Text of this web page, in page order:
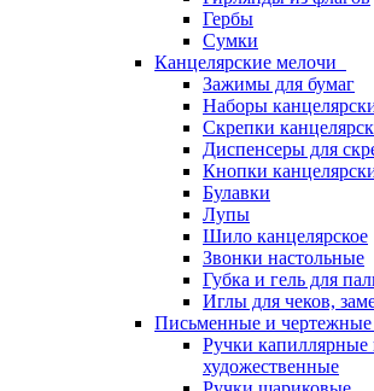
Гербы
Сумки
Канцелярские мелочи
Зажимы для бумаг
Наборы
Скрепки
Диспенсеры для
Кнопки
Булавки
Лупы
Шило канцелярское
Звонки настольные
Губка и гель для
Иглы для чеков,
Письменные и
Ручки
художественные